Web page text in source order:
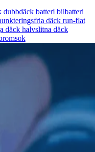
dubbdäck batteri bilbatteri
däck run-flat
däck halvslitna däck